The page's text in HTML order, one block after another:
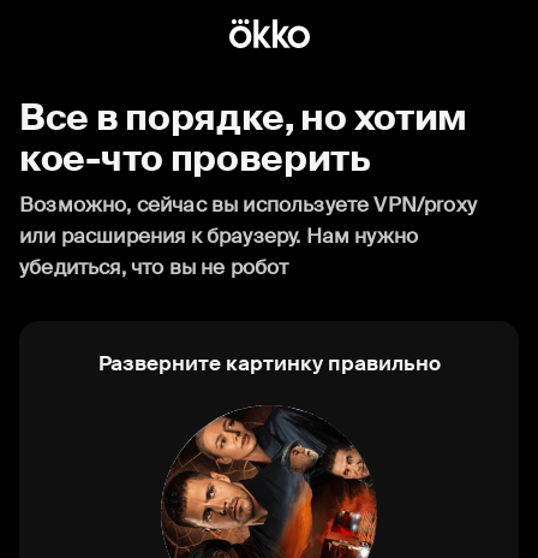
Все в порядке, но хотим
кое-что проверить
Возможно, сейчас вы используете VPN/proxy
или расширения к браузеру. Нам нужно
убедиться, что вы не робот
Разверните картинку правильно